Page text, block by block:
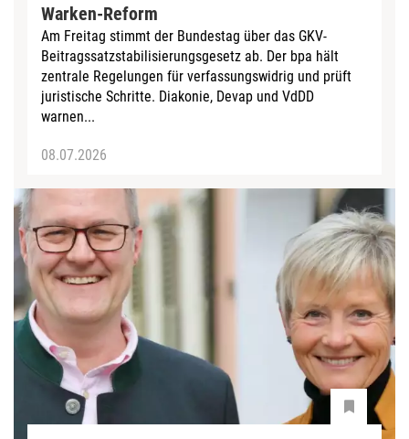
Warken-Reform
Am Freitag stimmt der Bundestag über das GKV-
Beitragssatzstabilisierungsgesetz ab. Der bpa hält
zentrale Regelungen für verfassungswidrig und prüft
juristische Schritte. Diakonie, Devap und VdDD
warnen...
08.07.2026